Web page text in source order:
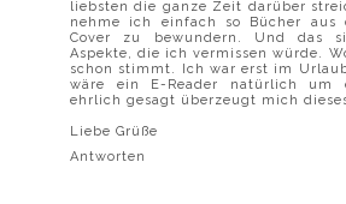
liebsten die ganze Zeit darüber
nehme ich einfach so Bücher
Cover zu bewundern. Und das
Aspekte, die ich vermissen würde.
schon stimmt. Ich war erst im
wäre ein E-Reader natürlich um
ehrlich gesagt überzeugt mich
Liebe Grüße
Antworten